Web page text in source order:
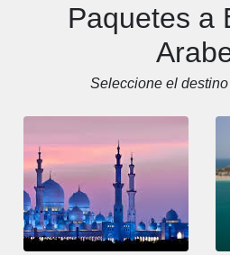
Paquetes a
Seleccione el